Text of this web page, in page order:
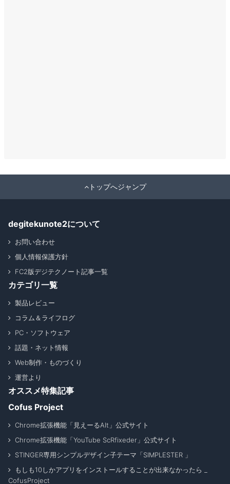
トップへジャンプ
degitekunote2について
お問い合わせ
個人情報保護方針
FC2版デジテクノート記事一覧
カテゴリ一覧
製品レビュー
コラム＆ライフログ
PC・ソフトウェア
話題・ネット情報
Web制作・ものづくり
運営より
オススメ特集記事
Cofus Project
Chrome拡張機能「見えーるAlt」公式サイト
Chrome拡張機能「YouTube ScRfixeder」公式サイト
STINGER専用シンプルデザイン子テーマ「SIMPLESTER 」
もしも10しかアプリをインストールすることが出来なかったら _
CofusProject